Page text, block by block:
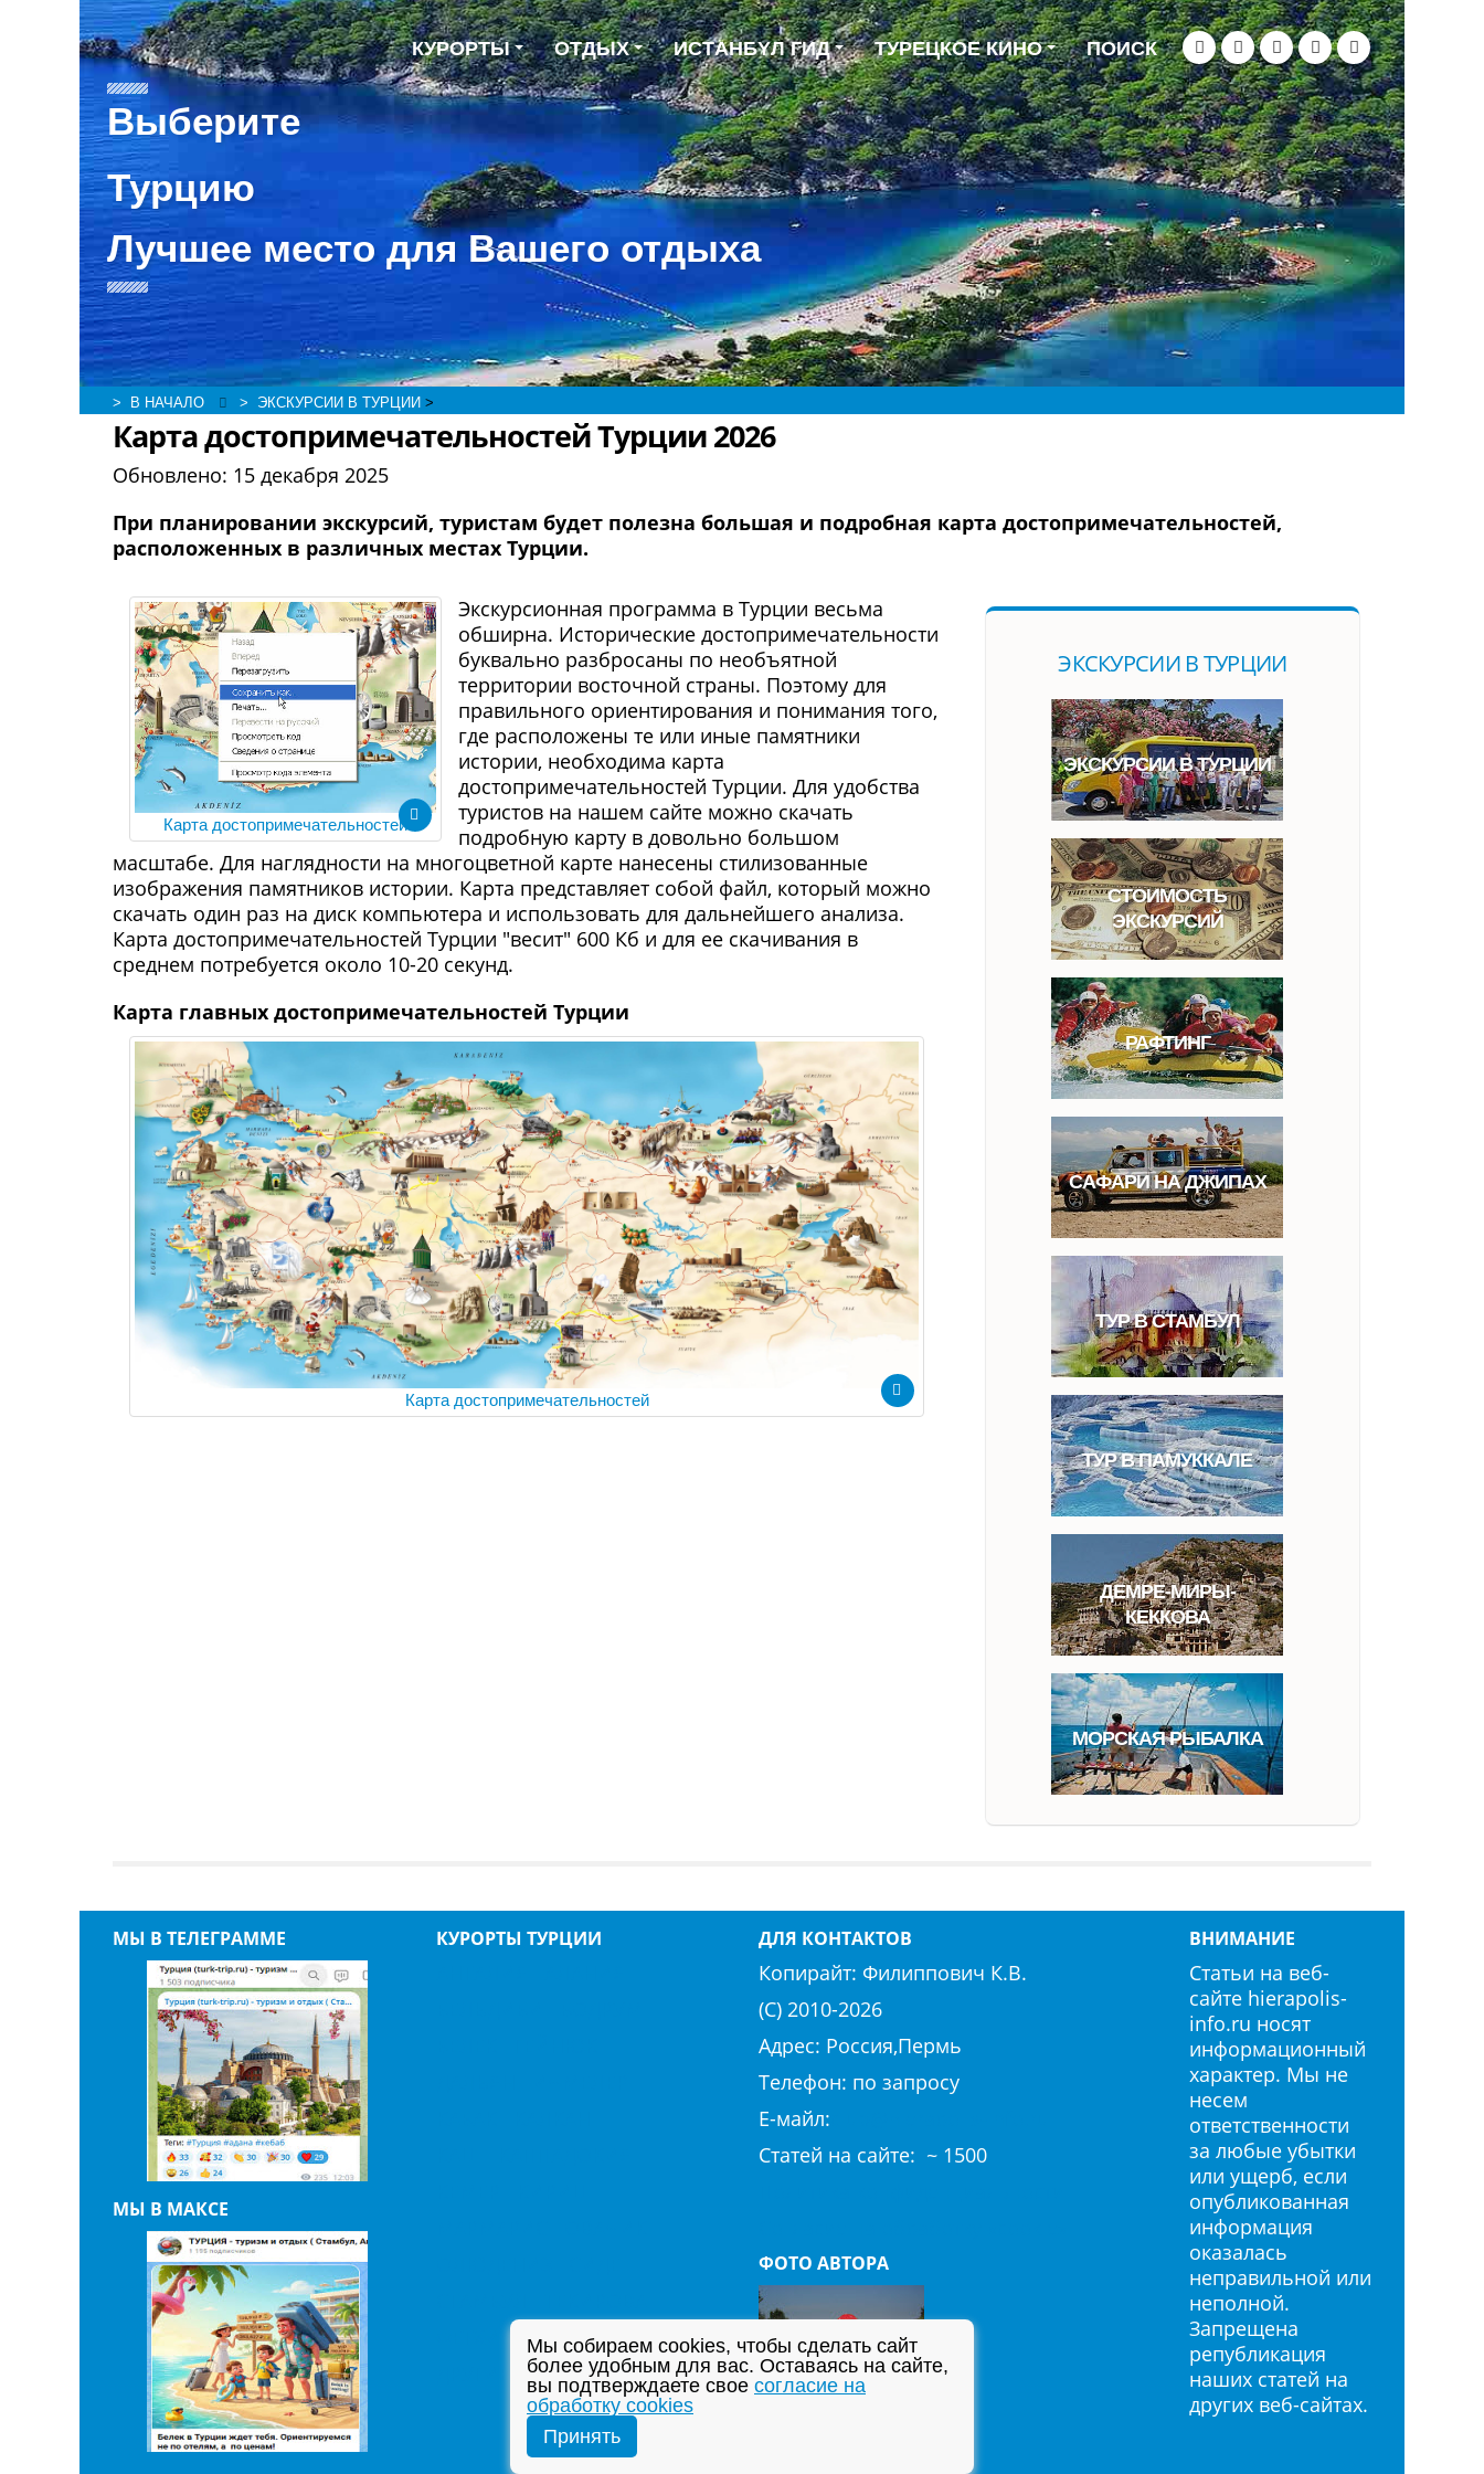
КУРОРТЫ ОТДЫХ ИCТAНБYЛ ГИД ТУРЕЦКОЕ КИНО ПОИСК
Выберите
Турцию
Лучшее место для Вашего отдыха
> В НАЧАЛО > ЭКСКУРСИИ В ТУРЦИИ >
Карта достопримечательностей Турции 2026
Обновлено: 15 декабря 2025
При планировании экскурсий, туристам будет полезна большая и подробная карта достопримечательностей,
расположенных в различных местах Турции.
Карта достопримечательностей
Экскурсионная программа в Турции весьма
обширна. Исторические достопримечательности
буквально разбросаны по необъятной
территории восточной страны. Поэтому для
правильного ориентирования и понимания того,
где расположены те или иные памятники
истории, необходима карта
достопримечательностей Турции. Для удобства
туристов на нашем сайте можно скачать
подробную карту в довольно большом
масштабе. Для наглядности на многоцветной карте нанесены стилизованные
изображения памятников истории. Карта представляет собой файл, который можно
скачать один раз на диск компьютера и использовать для дальнейшего анализа.
Карта достопримечательностей Турции "весит" 600 Кб и для ее скачивания в
среднем потребуется около 10-20 секунд.
Карта главных достопримечательностей Турции
Карта достопримечательностей
ЭКСКУРСИИ В ТУРЦИИ
ЭКСКУРСИИ В ТУРЦИИ
СТОИМОСТЬ
ЭКСКУРСИЙ
РАФТИНГ
САФАРИ НА ДЖИПАХ
ТУР В СТАМБУЛ
ТУР В ПАМУККАЛЕ
ДЕМРЕ-МИРЫ-
КЕККОВА
МОРСКАЯ РЫБАЛКА
МЫ В ТЕЛЕГРАММЕ
МЫ В МАКСЕ
КУРОРТЫ ТУРЦИИ
ФЕТХИЕ
ХИСАРЕНЮ
ДРУГИЕ КУРОРТЫ
ДЛЯ КОНТАКТОВ
Копирайт: Филиппович К.В.
(С) 2010-2026
Адрес: Россия,Пермь
Телефон: по запросу
E-майл:
Cтaтeй нa caйтe: ~ 1500
ФОТО АВТОРА
ВНИМАНИЕ
Статьи на веб-
сайте hierapolis-
info.ru носят
информационный
характер. Мы не
несем
ответственности
за любые убытки
или ущерб, если
опубликованная
информация
оказалась
неправильной или
неполной.
Запрещена
републикация
наших статей на
других веб-сайтах.
Мы собираем cookies, чтобы сделать сайт
более удобным для вас. Оставаясь на сайте,
вы подтверждаете свое согласие на
обработку cookies
Принять